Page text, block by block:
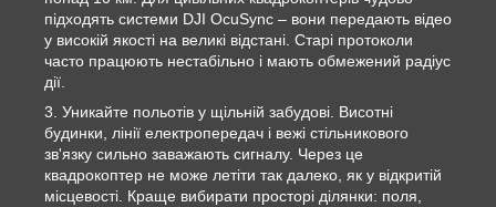
підходять системи DJI OcuSync – вони передають відео
у високій якості на великі відстані. Старі протоколи
часто працюють нестабільно і мають обмежений радіус
дії.
Уникайте польотів у щільній забудові. Висотні
будинки, лінії електропередач і вежі стільникового
зв'язку сильно заважають сигналу. Через це
квадрокоптер не може летіти так далеко, як у відкритій
місцевості. Краще вибирати просторі ділянки: поля,